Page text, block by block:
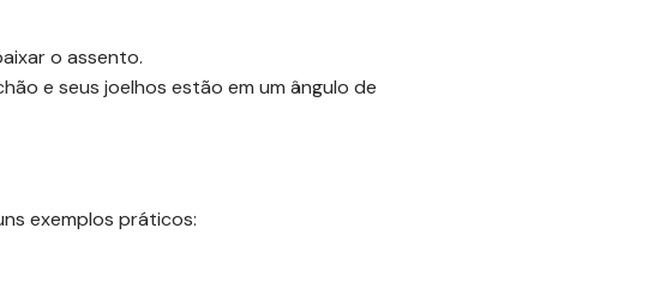
o assento.
e seus joelhos estão em um ângulo de
exemplos práticos: